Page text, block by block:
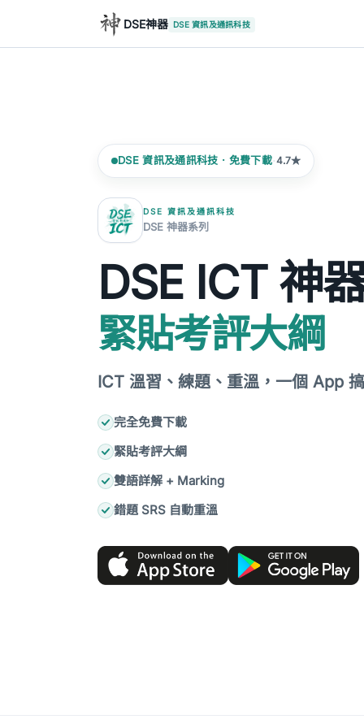
DSE神器 DSE 資訊及通訊科技
DSE 資訊及通訊科技 · 免費下載·4.7★
DSE 資訊及通訊科技
DSE 神器系列
DSE ICT 神
緊貼考評大綱
ICT 溫習、練題、重溫，一個 App
完全免費下載
緊貼考評大綱
雙語詳解 + Marking
錯題 SRS 自動重溫